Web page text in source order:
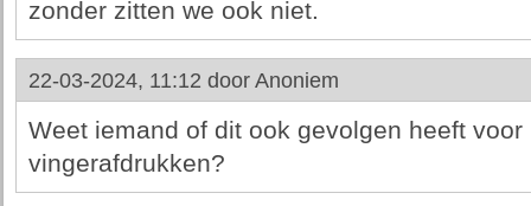
zonder zitten we ook niet.
22-03-2024, 11:12 door Anoniem
Weet iemand of dit ook gevolgen heeft
vingerafdrukken?